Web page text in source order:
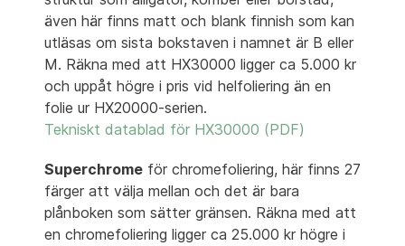
även här finns matt och blank finnish som kan
utläsas om sista bokstaven i namnet är B eller
M. Räkna med att HX30000 ligger ca 5.000 kr
och uppåt högre i pris vid helfoliering än en
folie ur HX20000-serien.
Tekniskt datablad för HX30000 (PDF)
Superchrome för chromefoliering, här finns 27
färger att välja mellan och det är bara
plånboken som sätter gränsen. Räkna med att
en chromefoliering ligger ca 25.000 kr högre i